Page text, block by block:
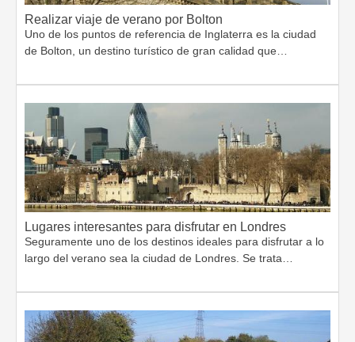
Realizar viaje de verano por Bolton
Uno de los puntos de referencia de Inglaterra es la ciudad
de Bolton, un destino turístico de gran calidad que…
Lugares interesantes para disfrutar en Londres
Seguramente uno de los destinos ideales para disfrutar a lo
largo del verano sea la ciudad de Londres. Se trata…